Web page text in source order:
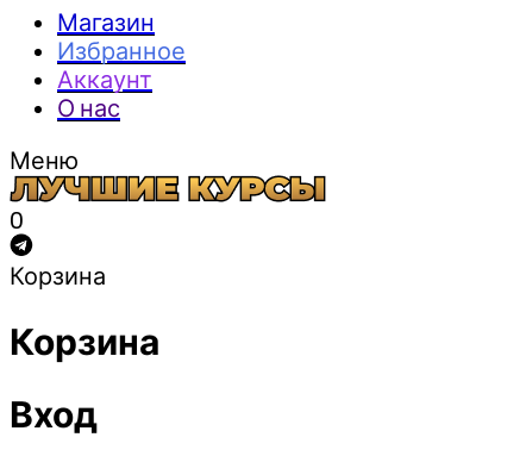
Магазин
Избранное
Аккаунт
О нас
Меню
0
Корзина
Корзина
Вход